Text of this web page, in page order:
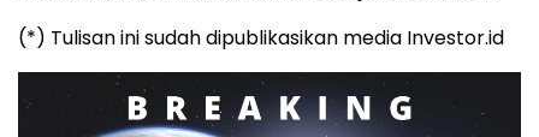
(*) Tulisan ini sudah dipublikasikan media Investor.id